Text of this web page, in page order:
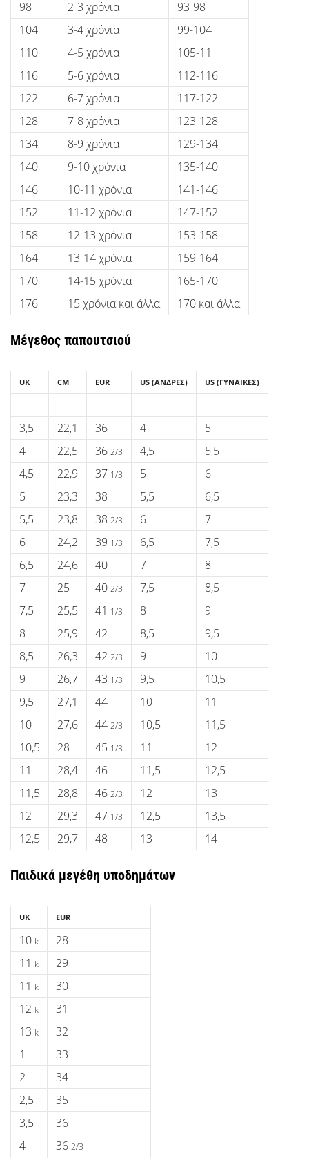
98
104
110
116
122
128
134
140
146
152
158
164
170
176
2-3 χρόνια
3-4 χρόνια
4-5 χρόνια
5-6 χρόνια
6-7 χρόνια
7-8 χρόνια
8-9 χρόνια
9-10 χρόνια
10-11 χρόνια
11-12 χρόνια
12-13 χρόνια
13-14 χρόνια
14-15 χρόνια
15 χρόνια και άλλα
93-98
99-104
105-11
112-116
117-122
123-128
129-134
135-140
141-146
147-152
153-158
159-164
165-170
170 και άλλα
Μέγεθος παπουτσιού
UK
3,5
4
4,5
5
5,5
6
6,5
7
7,5
8
8,5
9
9,5
10
10,5
11
11,5
12
12,5
CM
22,1
22,5
22,9
23,3
23,8
24,2
24,6
25
25,5
25,9
26,3
26,7
27,1
27,6
28
28,4
28,8
29,3
29,7
EUR
36
36 2/3
37 1/3
38
38 2/3
39 1/3
40
40 2/3
41 1/3
42
42 2/3
43 1/3
44
44 2/3
45 1/3
46
46 2/3
47 1/3
48
US (ΆΝΔΡΕΣ)
4
4,5
5
5,5
6
6,5
7
7,5
8
8,5
9
9,5
10
10,5
11
11,5
12
12,5
13
US (ΓΥΝΑΙΚΕΣ)
5
5,5
6
6,5
7
7,5
8
8,5
9
9,5
10
10,5
11
11,5
12
12,5
13
13,5
14
Παιδικά μεγέθη υποδημάτων
UK
10 k
11 k
11 k
12 k
13 k
1
2
2,5
3,5
4
EUR
28
29
30
31
32
33
34
35
36
36 2/3